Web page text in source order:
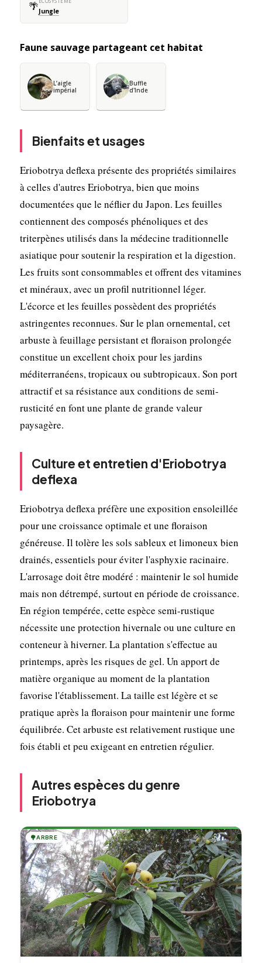
🌴Jungle
Faune sauvage partageant cet habitat
L’aigle
impérial
Buffle
d'Inde
Bienfaits et usages
Eriobotrya deflexa présente des propriétés similaires
à celles d'autres Eriobotrya, bien que moins
documentées que le néflier du Japon. Les feuilles
contiennent des composés phénoliques et des
triterpènes utilisés dans la médecine traditionnelle
asiatique pour soutenir la respiration et la digestion.
Les fruits sont consommables et offrent des vitamines
et minéraux, avec un profil nutritionnel léger.
L'écorce et les feuilles possèdent des propriétés
astringentes reconnues. Sur le plan ornemental, cet
arbuste à feuillage persistant et floraison prolongée
constitue un excellent choix pour les jardins
méditerranéens, tropicaux ou subtropicaux. Son port
attractif et sa résistance aux conditions de semi-
rusticité en font une plante de grande valeur
paysagère.
Culture et entretien d'Eriobotrya
deflexa
Eriobotrya deflexa préfère une exposition ensoleillée
pour une croissance optimale et une floraison
généreuse. Il tolère les sols sableux et limoneux bien
drainés, essentiels pour éviter l'asphyxie racinaire.
L'arrosage doit être modéré : maintenir le sol humide
mais non détrempé, surtout en période de croissance.
En région tempérée, cette espèce semi-rustique
nécessite une protection hivernale ou une culture en
conteneur à hiverner. La plantation s'effectue au
printemps, après les risques de gel. Un apport de
matière organique au moment de la plantation
favorise l'établissement. La taille est légère et se
pratique après la floraison pour maintenir une forme
équilibrée. Cet arbuste est relativement rustique une
fois établi et peu exigeant en entretien régulier.
Autres espèces du genre
Eriobotrya
🌳ARBRE